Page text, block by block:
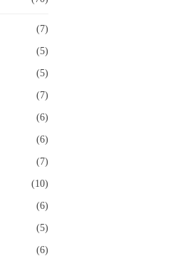
(7)
(5)
(5)
(7)
(6)
(6)
(7)
(10)
(6)
(5)
(6)